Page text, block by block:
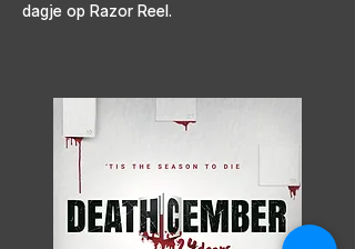
dagje op Razor Reel.